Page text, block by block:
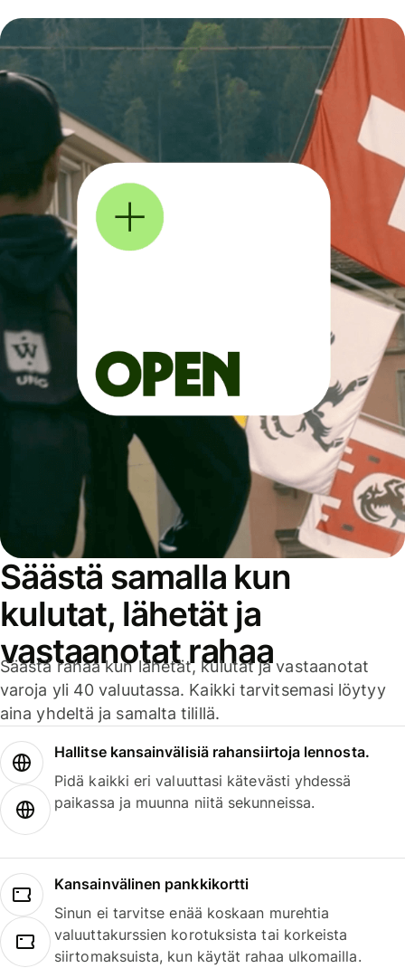
Säästä samalla kun
kulutat, lähetät ja
vastaanotat rahaa
Säästä rahaa kun lähetät, kulutat ja vastaanotat
varoja yli 40 valuutassa. Kaikki tarvitsemasi löytyy
aina yhdeltä ja samalta tilillä.
Hallitse kansainvälisiä rahansiirtoja lennosta.
Pidä kaikki eri valuuttasi kätevästi yhdessä
paikassa ja muunna niitä sekunneissa.
Kansainvälinen pankkikortti
Sinun ei tarvitse enää koskaan murehtia
valuuttakurssien korotuksista tai korkeista
siirtomaksuista, kun käytät rahaa ulkomailla.